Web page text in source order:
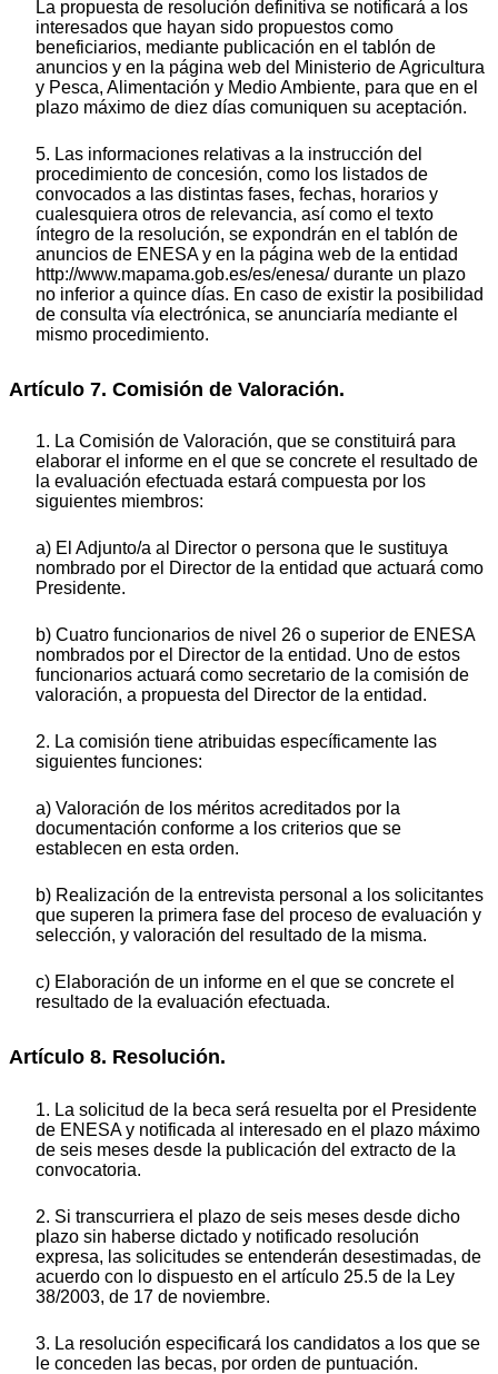
La propuesta de resolución definitiva se notificará a los
interesados que hayan sido propuestos como
beneficiarios, mediante publicación en el tablón de
anuncios y en la página web del Ministerio de Agricultura
y Pesca, Alimentación y Medio Ambiente, para que en el
plazo máximo de diez días comuniquen su aceptación.
5. Las informaciones relativas a la instrucción del
procedimiento de concesión, como los listados de
convocados a las distintas fases, fechas, horarios y
cualesquiera otros de relevancia, así como el texto
íntegro de la resolución, se expondrán en el tablón de
anuncios de ENESA y en la página web de la entidad
http://www.mapama.gob.es/es/enesa/ durante un plazo
no inferior a quince días. En caso de existir la posibilidad
de consulta vía electrónica, se anunciaría mediante el
mismo procedimiento.
Artículo 7. Comisión de Valoración.
1. La Comisión de Valoración, que se constituirá para
elaborar el informe en el que se concrete el resultado de
la evaluación efectuada estará compuesta por los
siguientes miembros:
a) El Adjunto/a al Director o persona que le sustituya
nombrado por el Director de la entidad que actuará como
Presidente.
b) Cuatro funcionarios de nivel 26 o superior de ENESA
nombrados por el Director de la entidad. Uno de estos
funcionarios actuará como secretario de la comisión de
valoración, a propuesta del Director de la entidad.
2. La comisión tiene atribuidas específicamente las
siguientes funciones:
a) Valoración de los méritos acreditados por la
documentación conforme a los criterios que se
establecen en esta orden.
b) Realización de la entrevista personal a los solicitantes
que superen la primera fase del proceso de evaluación y
selección, y valoración del resultado de la misma.
c) Elaboración de un informe en el que se concrete el
resultado de la evaluación efectuada.
Artículo 8. Resolución.
1. La solicitud de la beca será resuelta por el Presidente
de ENESA y notificada al interesado en el plazo máximo
de seis meses desde la publicación del extracto de la
convocatoria.
2. Si transcurriera el plazo de seis meses desde dicho
plazo sin haberse dictado y notificado resolución
expresa, las solicitudes se entenderán desestimadas, de
acuerdo con lo dispuesto en el artículo 25.5 de la Ley
38/2003, de 17 de noviembre.
3. La resolución especificará los candidatos a los que se
le conceden las becas, por orden de puntuación.